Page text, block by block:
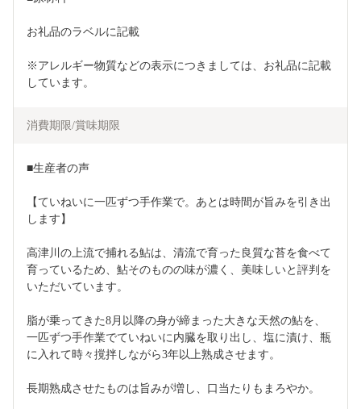
お礼品のラベルに記載
※アレルギー物質などの表示につきましては、お礼品に記載
しています。
消費期限/賞味期限
■生産者の声
【ていねいに一匹ずつ手作業で。あとは時間が旨みを引き出
します】
高津川の上流で捕れる鮎は、清流で育った良質な苔を食べて
育っているため、鮎そのものの味が濃く、美味しいと評判を
いただいています。
脂が乗ってきた8月以降の身が締まった大きな天然の鮎を、
一匹ずつ手作業でていねいに内臓を取り出し、塩に漬け、瓶
に入れて時々撹拌しながら3年以上熟成させます。
長期熟成させたものは旨みが増し、口当たりもまろやか。